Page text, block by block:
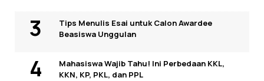
Tips Menulis Esai untuk Calon Awardee
Beasiswa Unggulan
Mahasiswa Wajib Tahu! Ini Perbedaan KKL,
KKN, KP, PKL, dan PPL